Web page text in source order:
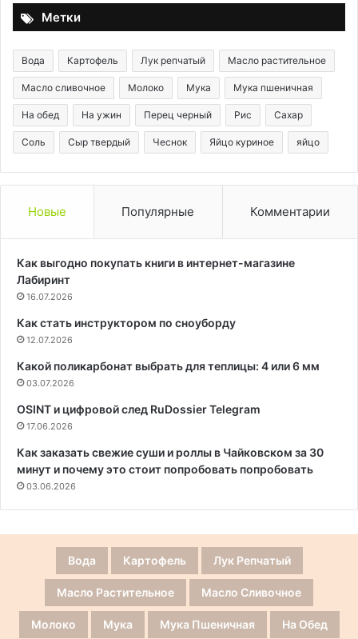
Метки
Вода Картофель Лук репчатый Масло растительное
Масло сливочное Молоко Мука Мука пшеничная
На обед На ужин Перец черный Рис Сахар
Соль Сыр твердый Чеснок Яйцо куриное яйцо
Новые Популярные Комментарии
Как выгодно покупать книги в интернет-магазине
Лабиринт
16.07.2026
Как стать инструктором по сноуборду
12.07.2026
Какой поликарбонат выбрать для теплицы: 4 или 6 мм
03.07.2026
OSINT и цифровой след RuDossier Telegram
17.06.2026
Как заказать свежие суши и роллы в Чайковском за 30
минут и почему это стоит попробовать попробовать
03.06.2026
Вода Картофель Лук Репчатый
Масло Растительное Масло Сливочное
Молоко Мука Мука Пшеничная На Обед